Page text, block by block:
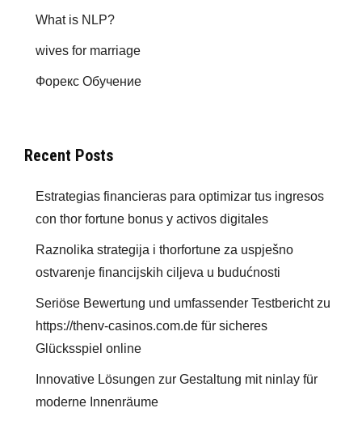
What is NLP?
wives for marriage
Форекс Обучение
Recent Posts
Estrategias financieras para optimizar tus ingresos
con thor fortune bonus y activos digitales
Raznolika strategija i thorfortune za uspješno
ostvarenje financijskih ciljeva u budućnosti
Seriöse Bewertung und umfassender Testbericht zu
https://thenv-casinos.com.de für sicheres
Glücksspiel online
Innovative Lösungen zur Gestaltung mit ninlay für
moderne Innenräume